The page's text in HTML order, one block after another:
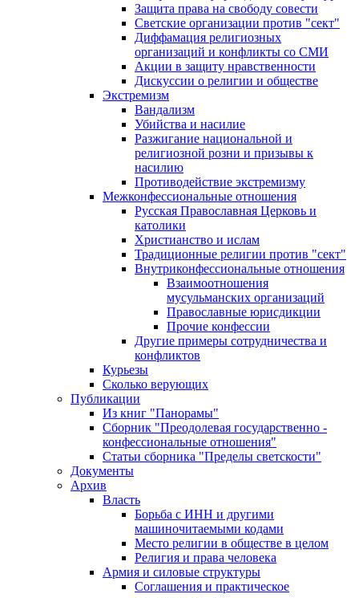
Защита права на свободу совести
Светские организации против "сект"
Диффамация религиозных
организаций и конфликты со СМИ
Акции в защиту нравственности
Дискуссии о религии и обществе
Экстремизм
Вандализм
Убийства и насилие
Разжигание национальной и
религиозной розни и призывы к
насилию
Противодействие экстремизму
Межконфессиональные отношения
Русская Православная Церковь и
католики
Христианство и ислам
Традиционные религии против "сект"
Внутриконфессиональные отношения
Взаимоотношения
мусульманских организаций
Православные юрисдикции
Прочие конфессии
Другие примеры сотрудничества и
конфликтов
Курьезы
Сколько верующих
Публикации
Из книг "Панорамы"
Сборник "Преодолевая государственно -
конфессиональные отношения"
Статьи сборника "Пределы светскости"
Документы
Архив
Власть
Борьба с ИНН и другими
машиночитаемыми кодами
Место религии в обществе в целом
Религия и права человека
Армия и силовые структуры
Соглашения и практическое